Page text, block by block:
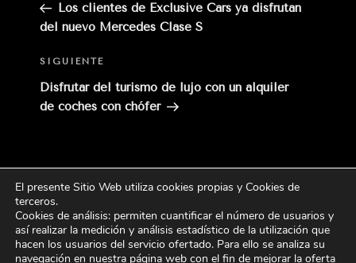
anterior:
Los clientes de Exclusive Cars ya disfrutan
del nuevo Mercedes Clase S
Siguiente
entrada
SIGUIENTE
Disfrutar del turismo de lujo con un alquiler
de coches con chófer
Buscar
por:
Buscar
CATEGORÍAS
El presente Sitio Web utiliza cookies propias y Cookies de
terceros.
Cookies de análisis: permiten cuantificar el número de usuarios y
así realizar la medición y análisis estadístico de la utilización que
hacen los usuarios del servicio ofertado. Para ello se analiza su
navegación en nuestra página web con el fin de mejorar la oferta